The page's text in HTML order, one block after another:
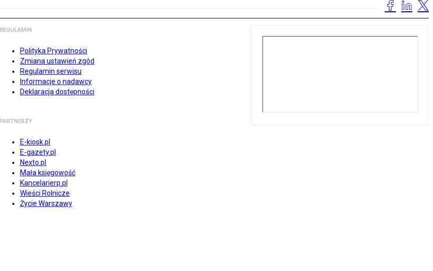
REGULAMIN
Polityka Prywatności
Zmiana ustawień zgód
Regulamin serwisu
Informacje o nadawcy
Deklaracja dostępności
PARTNERZY
E-kiosk.pl
E-gazety.pl
Nexto.pl
Mała księgowość
Kancelarierp.pl
Wieści Rolnicze
Życie Warszawy